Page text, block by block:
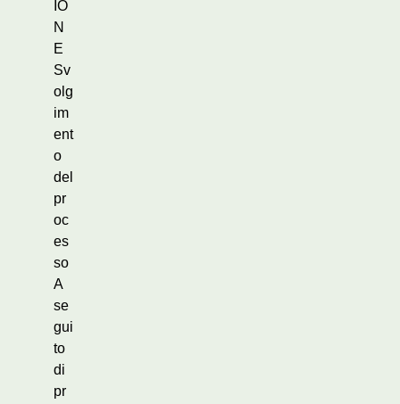
IO
N
E
Sv
olg
im
ent
o
del
pr
oc
es
so
A
se
gui
to
di
pr